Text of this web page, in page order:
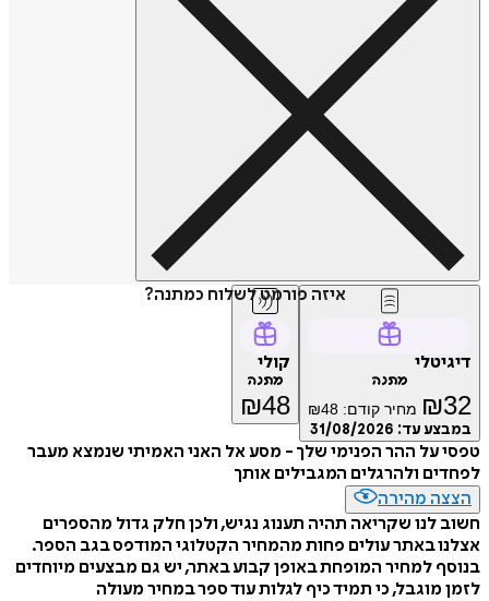
איזה פורמט לשלוח כמתנה?
דיגיטלי
מתנה
₪32 מחיר קודם: ₪48
במבצע עד: 31/08/2026
קולי
מתנה
₪48
טפסי על ההר הפנימי שלך - מסע אל האני האמיתי שנמצא מעבר
לפחדים ולהרגלים המגבילים אותך
הצצה מהירה
חשוב לנו שקריאה תהיה תענוג נגיש, ולכן חלק גדול מהספרים
אצלנו באתר עולים פחות מהמחיר הקטלוגי המודפס בגב הספר.
בנוסף למחיר המופחת באופן קבוע באתר, יש גם מבצעים מיוחדים
לזמן מוגבל, כי תמיד כיף לגלות עוד ספר במחיר מעולה